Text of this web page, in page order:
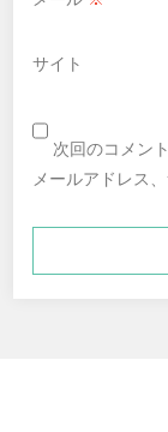
サイト
次回のコメン
メールアドレス